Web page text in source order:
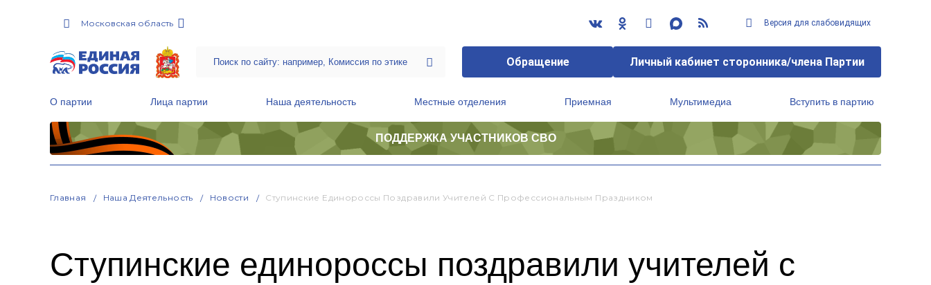
Московская область Версия для слабовидящих
Обращение Личный кабинет сторонника/члена Партии
О партии Лица партии Наша деятельность Местные отделения Приемная Мультимедиа Вступить в партию
ПОДДЕРЖКА УЧАСТНИКОВ СВО
Главная Наша Деятельность Новости Ступинские Единороссы Поздравили Учителей С Профессиональным Праздником
Ступинские единороссы поздравили учителей с